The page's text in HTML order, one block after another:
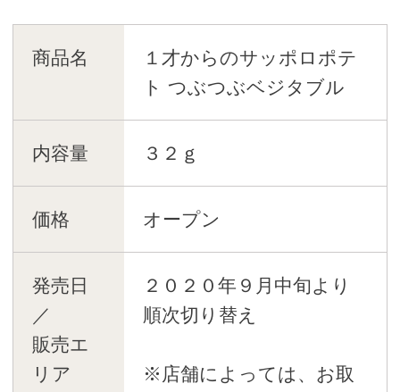
商品名
１才からのサッポロポテ
ト つぶつぶベジタブル
内容量 ３２ｇ
価格 オープン
発売日
／
販売エ
リア
２０２０年９月中旬より
順次切り替え
※店舗によっては、お取